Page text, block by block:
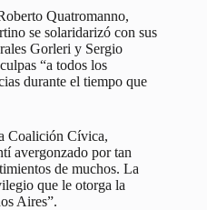
Quatromanno,
se solaridarizó con sus
Gorleri y Sergio
“a todos los
durante el tiempo que
Coalición Cívica,
avergonzado por tan
de muchos. La
que le otorga la
Aires”.